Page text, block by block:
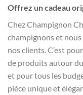
Offrez un cadeau
Chez Champignon
champignons et
nos clients. C’est
de produits autour
et pour tous les
pièce unique et